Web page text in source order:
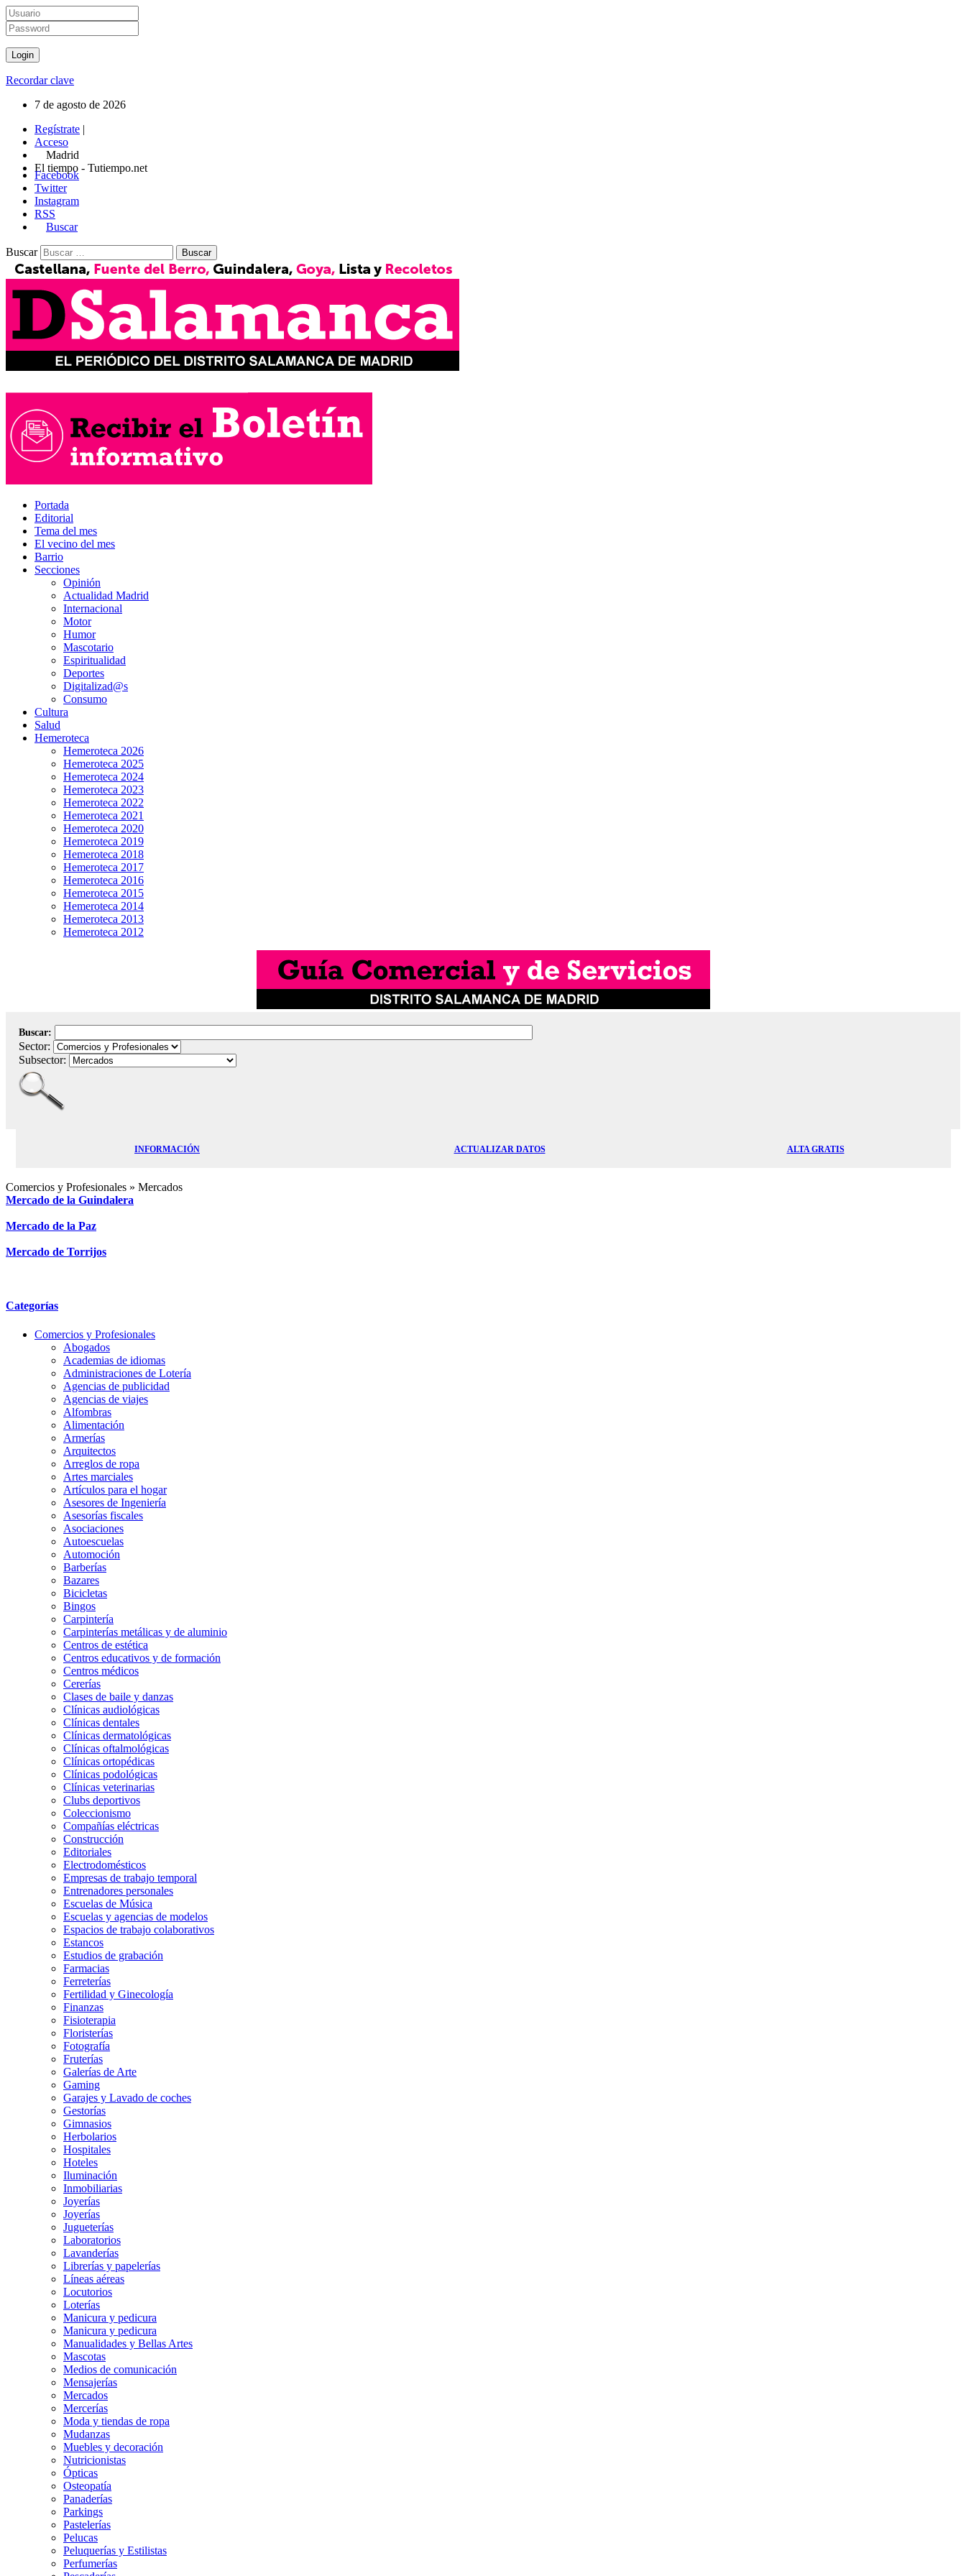
Recordar clave
7 de agosto de 2026
Regístrate |
Acceso
Madrid
El tiempo - Tutiempo.net
Facebook
Twitter
Instagram
RSS
Buscar
Buscar
Portada
Editorial
Tema del mes
El vecino del mes
Barrio
Secciones
Opinión
Actualidad Madrid
Internacional
Motor
Humor
Mascotario
Espiritualidad
Deportes
Digitalizad@s
Consumo
Cultura
Salud
Hemeroteca
Hemeroteca 2026
Hemeroteca 2025
Hemeroteca 2024
Hemeroteca 2023
Hemeroteca 2022
Hemeroteca 2021
Hemeroteca 2020
Hemeroteca 2019
Hemeroteca 2018
Hemeroteca 2017
Hemeroteca 2016
Hemeroteca 2015
Hemeroteca 2014
Hemeroteca 2013
Hemeroteca 2012
Buscar:
Sector:
Subsector:
INFORMACIÓN ACTUALIZAR DATOS ALTA GRATIS
Comercios y Profesionales » Mercados
Mercado de la Guindalera
Mercado de la Paz
Mercado de Torrijos
Categorías
Comercios y Profesionales
Abogados
Academias de idiomas
Administraciones de Lotería
Agencias de publicidad
Agencias de viajes
Alfombras
Alimentación
Armerías
Arquitectos
Arreglos de ropa
Artes marciales
Artículos para el hogar
Asesores de Ingeniería
Asesorías fiscales
Asociaciones
Autoescuelas
Automoción
Barberías
Bazares
Bicicletas
Bingos
Carpintería
Carpinterías metálicas y de aluminio
Centros de estética
Centros educativos y de formación
Centros médicos
Cererías
Clases de baile y danzas
Clínicas audiológicas
Clínicas dentales
Clínicas dermatológicas
Clínicas oftalmológicas
Clínicas ortopédicas
Clínicas podológicas
Clínicas veterinarias
Clubs deportivos
Coleccionismo
Compañías eléctricas
Construcción
Editoriales
Electrodomésticos
Empresas de trabajo temporal
Entrenadores personales
Escuelas de Música
Escuelas y agencias de modelos
Espacios de trabajo colaborativos
Estancos
Estudios de grabación
Farmacias
Ferreterías
Fertilidad y Ginecología
Finanzas
Fisioterapia
Floristerías
Fotografía
Fruterías
Galerías de Arte
Gaming
Garajes y Lavado de coches
Gestorías
Gimnasios
Herbolarios
Hospitales
Hoteles
Iluminación
Inmobiliarias
Joyerías
Joyerías
Jugueterías
Laboratorios
Lavanderías
Librerías y papelerías
Líneas aéreas
Locutorios
Loterías
Manicura y pedicura
Manicura y pedicura
Manualidades y Bellas Artes
Mascotas
Medios de comunicación
Mensajerías
Mercados
Mercerías
Moda y tiendas de ropa
Mudanzas
Muebles y decoración
Nutricionistas
Ópticas
Osteopatía
Panaderías
Parkings
Pastelerías
Pelucas
Peluquerías y Estilistas
Perfumerías